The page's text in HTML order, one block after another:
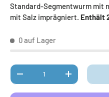
Standard-Segmentwurm mit
mit Salz imprägniert. Enthält
0 auf Lager
Anzahl
MENGE VERRINGERNMENGE